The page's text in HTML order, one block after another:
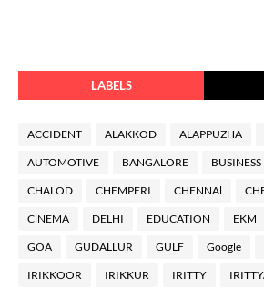
LABELS
ACCIDENT ALAKKOD ALAPPUZHA
AUTOMOTIVE BANGALORE BUSINESS
CHALOD CHEMPERI CHENNAl
ClNEMA DELHI EDUCATION EKM
GOA GUDALLUR GULF Google
IRIKKOOR IRIKKUR IRITTY